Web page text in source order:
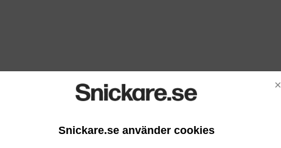
×
Snickare.se använder cookies